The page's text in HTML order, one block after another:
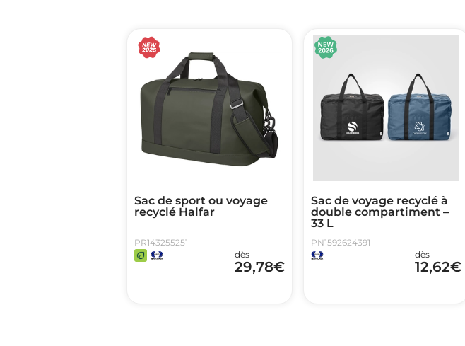
Sac de sport ou voyage
recyclé Halfar
PR143255251
dès
29,78€
Sac de voyage recyclé à
double compartiment –
33 L
PN1592624391
dès
12,62€